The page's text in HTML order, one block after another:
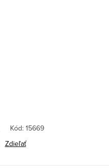
Kód: 15669
Zdieľať